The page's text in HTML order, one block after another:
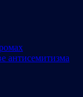
антисемитизма